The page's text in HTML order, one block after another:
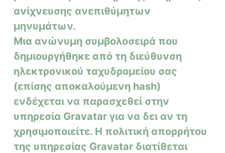
ανίχνευσης ανεπιθύμητων
μηνυμάτων.
Μια ανώνυμη συμβολοσειρά που
δημιουργήθηκε από τη διεύθυνση
ηλεκτρονικού ταχυδρομείου σας
(επίσης αποκαλούμενη hash)
ενδέχεται να παρασχεθεί στην
υπηρεσία Gravatar για να δει αν τη
χρησιμοποιείτε. Η πολιτική απορρήτου
της υπηρεσίας Gravatar διατίθεται